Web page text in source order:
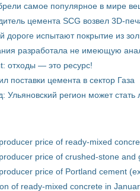
самое популярное в мире
цемента SCG возвел 3D-
дороге испытают покрытие из
разработала не имеющую
отходы — это ресурс!
поставки цемента в сектор Газа
Ульяновский регион может
price of ready-mixed
price of crushed-stone and
price of Portland cement
of ready-mixed concrete in